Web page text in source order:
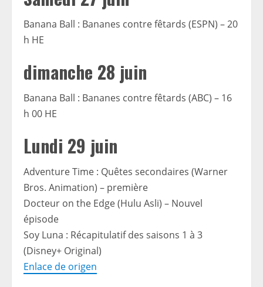
Banana Ball : Bananes contre fêtards (ESPN) – 20
h HE
dimanche 28 juin
Banana Ball : Bananes contre fêtards (ABC) – 16
h 00 HE
Lundi 29 juin
Adventure Time : Quêtes secondaires (Warner
Bros. Animation) – première
Docteur on the Edge (Hulu Asli) – Nouvel
épisode
Soy Luna : Récapitulatif des saisons 1 à 3
(Disney+ Original)
Enlace de origen